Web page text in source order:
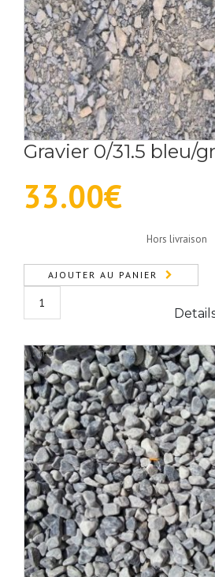
Gravier 0/31.5 bleu/
33.00€
Hors livraison
AJOUTER AU PANIER
0/31.5
bleu/gris
(0,5m3)
0.5 m3